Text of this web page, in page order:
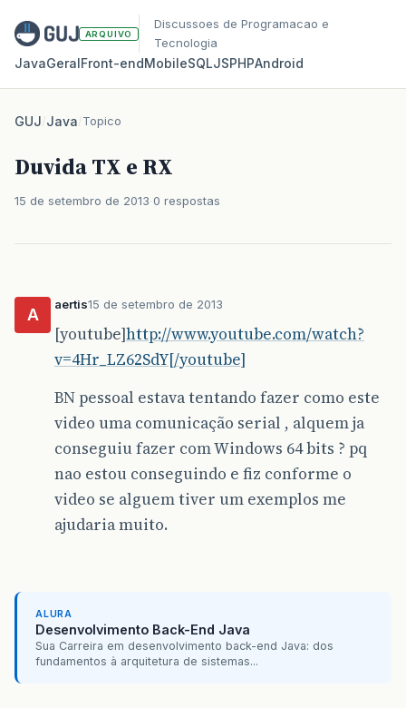
ARQUIVO
Discussoes de Programacao e
Tecnologia
JavaGeralFront‑endMobileSQLJSPHPAndroid
GUJ/Java/Topico
Duvida TX e RX
15 de setembro de 2013 0 respostas
A
aertis15 de setembro de 2013
[youtube]http://www.youtube.com/watch?
v=4Hr_LZ62SdY[/youtube]
BN pessoal estava tentando fazer como este
video uma comunicação serial , alquem ja
conseguiu fazer com Windows 64 bits ? pq
nao estou conseguindo e fiz conforme o
video se alguem tiver um exemplos me
ajudaria muito.
ALURA
Desenvolvimento Back-End Java
Sua Carreira em desenvolvimento back-end Java: dos
fundamentos à arquitetura de sistemas...